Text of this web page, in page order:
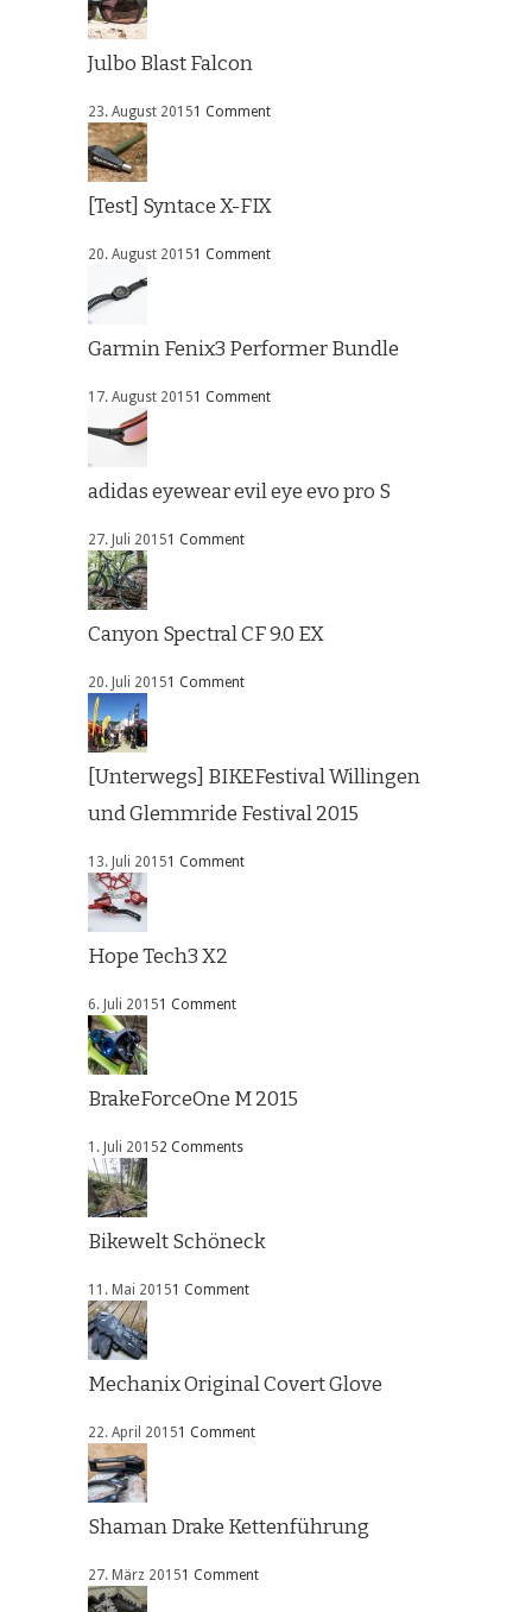
Julbo Blast Falcon
23. August 20151 Comment
[Test] Syntace X-FIX
20. August 20151 Comment
Garmin Fenix3 Performer Bundle
17. August 20151 Comment
adidas eyewear evil eye evo pro S
27. Juli 20151 Comment
Canyon Spectral CF 9.0 EX
20. Juli 20151 Comment
[Unterwegs] BIKEFestival Willingen
und Glemmride Festival 2015
13. Juli 20151 Comment
Hope Tech3 X2
6. Juli 20151 Comment
BrakeForceOne M 2015
1. Juli 20152 Comments
Bikewelt Schöneck
11. Mai 20151 Comment
Mechanix Original Covert Glove
22. April 20151 Comment
Shaman Drake Kettenführung
27. März 20151 Comment